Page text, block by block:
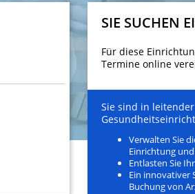
SIE SUCHEN
Für diese
Termine online
Sie sind in
Verwalten Sie
Einrichtung
Entlasten Sie
Ein innovativer
Buchung von